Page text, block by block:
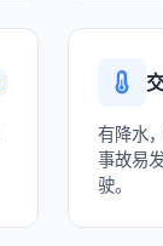
有降水
事故易
驶。